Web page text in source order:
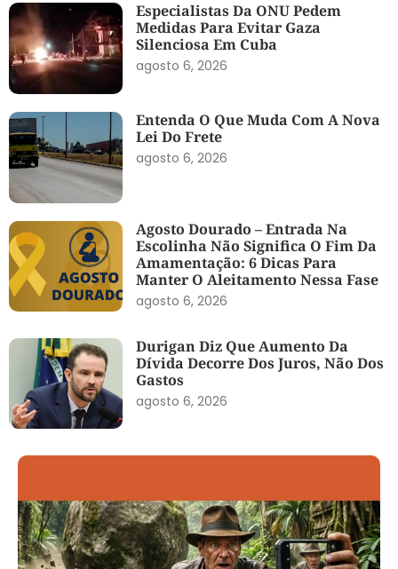
Especialistas Da ONU Pedem
Medidas Para Evitar Gaza
Silenciosa Em Cuba
agosto 6, 2026
Entenda O Que Muda Com A Nova
Lei Do Frete
agosto 6, 2026
Agosto Dourado – Entrada Na
Escolinha Não Significa O Fim Da
Amamentação: 6 Dicas Para
Manter O Aleitamento Nessa Fase
agosto 6, 2026
Durigan Diz Que Aumento Da
Dívida Decorre Dos Juros, Não Dos
Gastos
agosto 6, 2026